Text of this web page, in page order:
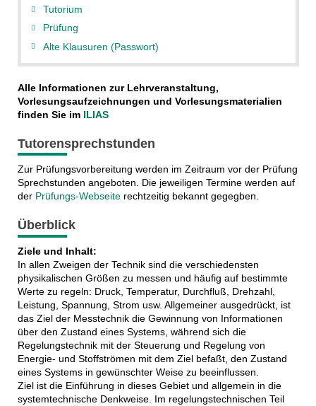
Tutorium
Prüfung
Alte Klausuren (Passwort)
Alle Informationen zur Lehrveranstaltung,
Vorlesungsaufzeichnungen und Vorlesungsmaterialien
finden Sie im ILIAS
Tutorensprechstunden
Zur Prüfungsvorbereitung werden im Zeitraum vor der Prüfung
Sprechstunden angeboten. Die jeweiligen Termine werden auf
der Prüfungs-Webseiterechtzeitig bekannt gegegben.
Überblick
Ziele und Inhalt:
In allen Zweigen der Technik sind die verschiedensten
physikalischen Größen zu messen und häufig auf bestimmte
Werte zu regeln: Druck, Temperatur, Durchfluß, Drehzahl,
Leistung, Spannung, Strom usw. Allgemeiner ausgedrückt, ist
das Ziel der Messtechnik die Gewinnung von Informationen
über den Zustand eines Systems, während sich die
Regelungstechnik mit der Steuerung und Regelung von
Energie- und Stoffströmen mit dem Ziel befaßt, den Zustand
eines Systems in gewünschter Weise zu beeinflussen.
Ziel ist die Einführung in dieses Gebiet und allgemein in die
systemtechnische Denkweise. Im regelungstechnischen Teil